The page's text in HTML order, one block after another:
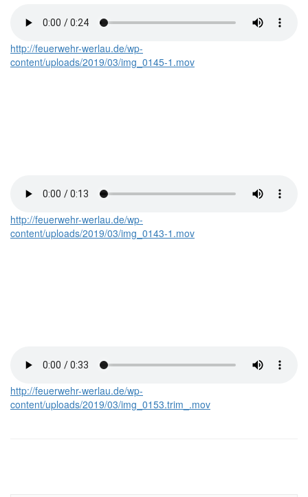
http://feuerwehr-werlau.de/wp-
content/uploads/2019/03/img_0145-1.mov
http://feuerwehr-werlau.de/wp-
content/uploads/2019/03/img_0143-1.mov
http://feuerwehr-werlau.de/wp-
content/uploads/2019/03/img_0153.trim_.mov